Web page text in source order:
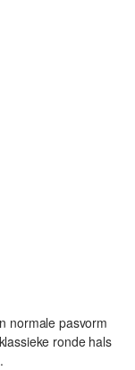
normale pasvorm
ronde hals